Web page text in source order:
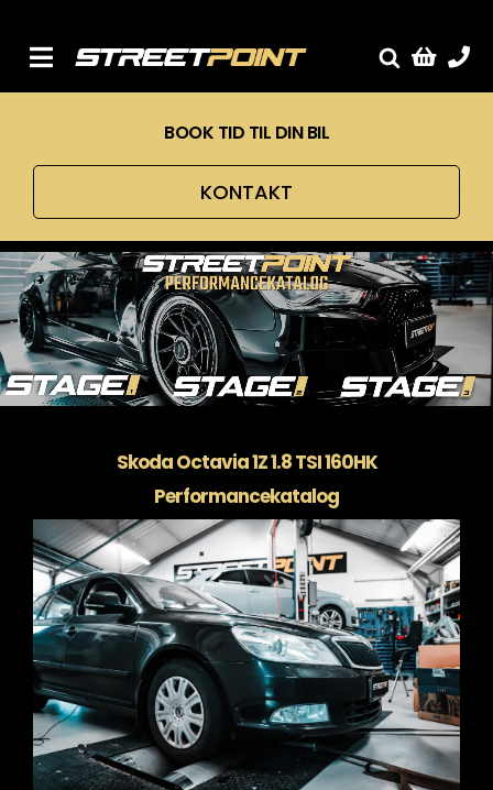
content
Toggle
Sænkning
Tuning
Ventilrens
Værksted
BOOK TID TIL DIN BIL
KONTAKT
Skoda Octavia 1Z 1.8 TSI 160HK
Performancekatalog